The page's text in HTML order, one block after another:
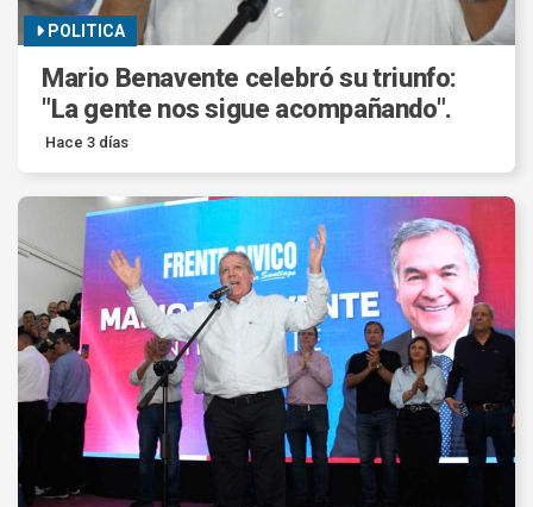
POLITICA
Mario Benavente celebró su triunfo:
"La gente nos sigue acompañando".
Hace 3 días